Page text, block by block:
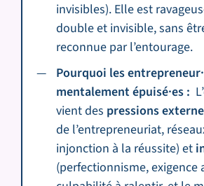
invisibles). Elle est
double et invisible, sans
reconnue par l’entourage.
Pourquoi les
mentalement épuisé·es :
vient des pressions
de l’entrepreneuriat,
injonction à la réussite) et
(perfectionnisme, exigence